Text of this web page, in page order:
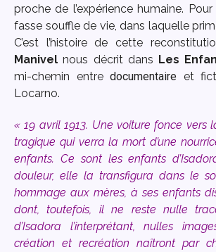
proche de l’expérience humaine.
fasse souffle de vie, dans laquelle
C’est l’histoire de cette
Manivel nous décrit dans Les
mi-chemin entredocumentaire et
Locarno.
« 19 avril 1913. Une voiture fonce vers
tragique qui verra la mort d’une
enfants. Ce sont les enfants
douleur, elle la transfigura dans le
hommage aux mères, à ses enfants
dont, toutefois, il ne reste nulle
d’Isadora l’interprétant, nulles
création et recréation naîtront par